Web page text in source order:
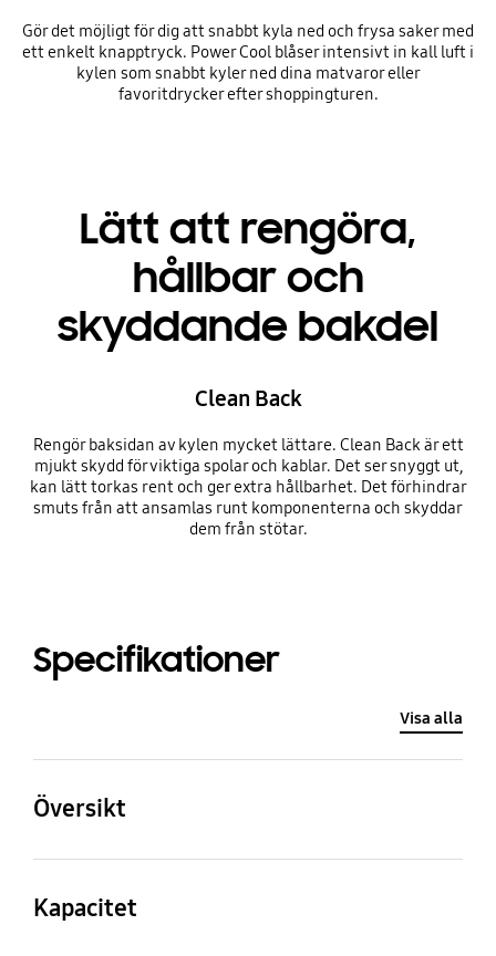
Gör det möjligt för dig att snabbt kyla ned och frysa saker med
ett enkelt knapptryck. Power Cool blåser intensivt in kall luft i
kylen som snabbt kyler ned dina matvaror eller
favoritdrycker efter shoppingturen.
Lätt att rengöra,
hållbar och
skyddande bakdel
Clean Back
Rengör baksidan av kylen mycket lättare. Clean Back är ett
mjukt skydd för viktiga spolar och kablar. Det ser snyggt ut,
kan lätt torkas rent och ger extra hållbarhet. Det förhindrar
smuts från att ansamlas runt komponenterna och skyddar
dem från stötar.
Specifikationer
Visa alla
Översikt
390 ℓ
Kapacitet